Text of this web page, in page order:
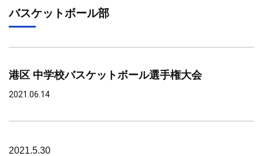
バスケットボール部
港区 中学校バスケットボール選手権大会
2021.06.14
2021.5.30